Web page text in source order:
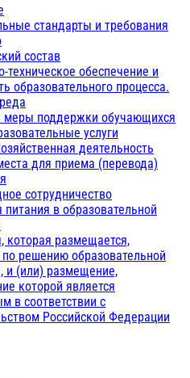
стандарты и требования
состав
техническое обеспечение и
образовательного процесса.
меры поддержки обучающихся
услуги
деятельность
для приема (перевода)
сотрудничество
питания в образовательной
которая размещается,
по решению образовательной
и (или) размещение,
которой является
в соответствии с
Российской Федерации